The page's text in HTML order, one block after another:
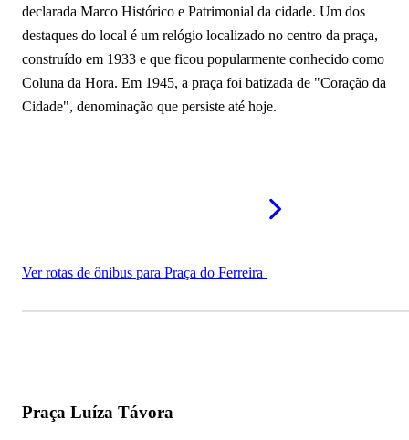
Praça José de Alencar
Praça das Artes Leonilson
declarada Marco Histórico e Patrimonial da cidade. Um dos
destaques do local é um relógio localizado no centro da praça,
construído em 1933 e que ficou popularmente conhecido como
Coluna da Hora. Em 1945, a praça foi batizada de "Coração da
Cidade", denominação que persiste até hoje.
Ver rotas de ônibus para Praça do Ferreira
Praça Luíza Távora